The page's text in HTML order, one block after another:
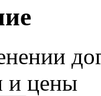
и цены